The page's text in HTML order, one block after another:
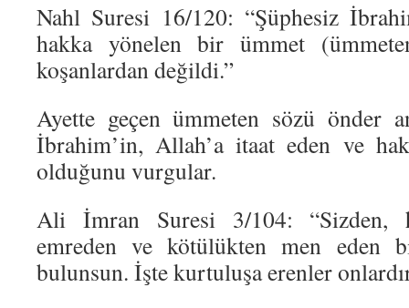
Nahl Suresi 16/120: “Şüphesiz
hakka yönelen bir ümmet
koşanlardan değildi.”
Ayette geçen ümmeten sözü önder
İbrahim’in, Allah’a itaat eden ve
olduğunu vurgular.
Ali İmran Suresi 3/104: “Sizden,
emreden ve kötülükten men eden
bulunsun. İşte kurtuluşa erenler